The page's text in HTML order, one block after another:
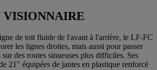
VISIONNAIRE
de toit fluide de l'avant à l'arrière, le LF-FC
les lignes droites, mais aussi pour passer
des routes sinueuses plus difficiles. Ses
21" équipées de jantes en plastique renforcé